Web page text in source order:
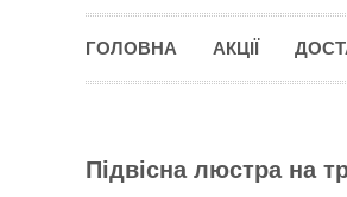
ГОЛОВНА АКЦІЇ
Підвісна люстра на